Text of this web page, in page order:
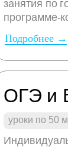
ОГЭ и
уроки по 50
Подробнее →
занятия по
программе-